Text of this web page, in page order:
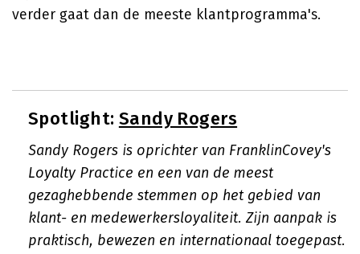
verder gaat dan de meeste klantprogramma's.
Spotlight: Sandy Rogers
Sandy Rogers is oprichter van FranklinCovey's
Loyalty Practice en een van de meest
gezaghebbende stemmen op het gebied van
klant- en medewerkersloyaliteit. Zijn aanpak is
praktisch, bewezen en internationaal toegepast.